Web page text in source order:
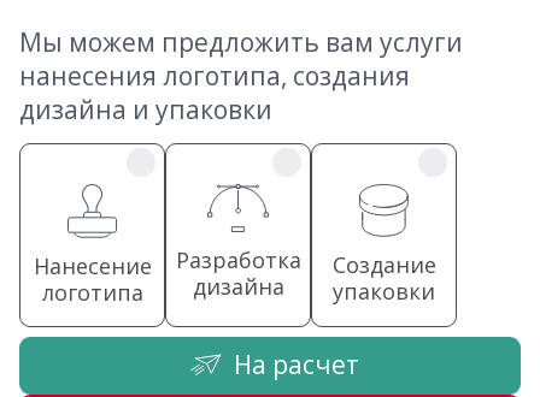
Мы можем предложить вам услуги
нанесения логотипа, создания
дизайна и упаковки
Нанесение
логотипа
Разработка
дизайна
Создание
упаковки
На расчет